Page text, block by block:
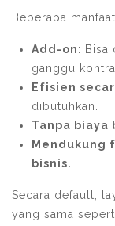
Beberapa
Add-on: Bisa
ganggu
Efisien
dibutuhkan.
Tanpa biaya
Mendukung
bisnis.
Secara default,
yang sama